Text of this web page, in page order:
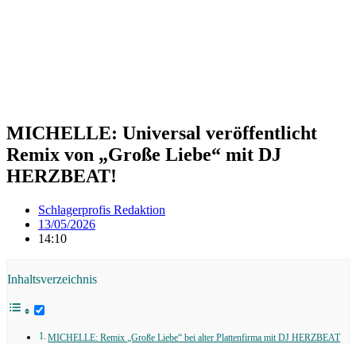
MICHELLE: Universal veröffentlicht
Remix von „Große Liebe“ mit DJ
HERZBEAT!
Schlagerprofis Redaktion
13/05/2026
14:10
Inhaltsverzeichnis
MICHELLE: Remix „Große Liebe“ bei alter Plattenfirma mit DJ HERZBEAT